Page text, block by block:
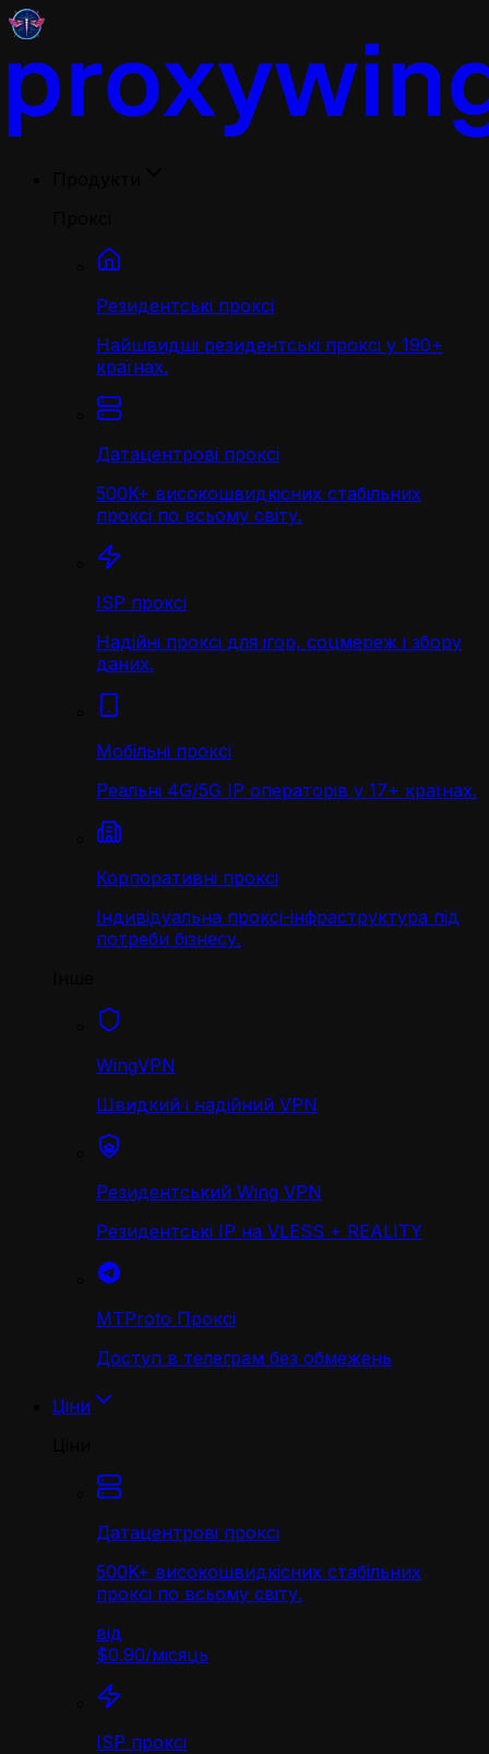
Резидентські проксі
Найшвидші резидентські проксі у 190+
країнах.
Датацентрові проксі
500K+ високошвидкісних стабільних
проксі по всьому світу.
ISP проксі
Надійні проксі для ігор, соцмереж і збору
даних.
Мобільні проксі
Реальні 4G/5G IP операторів у 17+ країнах.
Корпоративні проксі
Індивідуальна проксі-інфраструктура під
потреби бізнесу.
WingVPN
Швидкий і надійний VPN
Резидентський Wing VPN
Резидентські IP на VLESS + REALITY
MTProto Проксі
Доступ в телеграм без обмежень
Ціни
Датацентрові проксі
500K+ високошвидкісних стабільних
проксі по всьому світу.
від
$0.90/місяць
ISP проксі